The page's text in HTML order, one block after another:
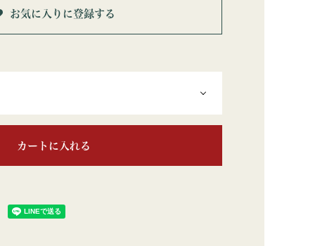
お気に入りに登録する
カートに入れる